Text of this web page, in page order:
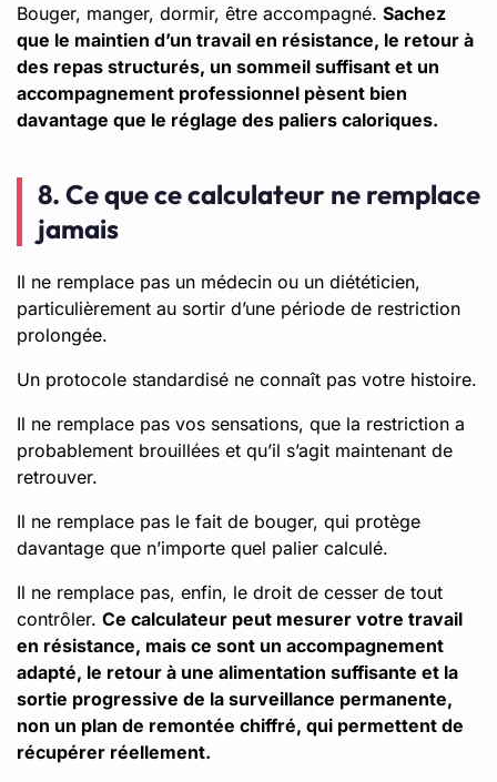
Bouger, manger, dormir, être accompagné. Sachez
que le maintien d’un travail en résistance, le retour à
des repas structurés, un sommeil suffisant et un
accompagnement professionnel pèsent bien
davantage que le réglage des paliers caloriques.
8. Ce que ce calculateur ne remplace
jamais
Il ne remplace pas un médecin ou un diététicien,
particulièrement au sortir d’une période de restriction
prolongée.
Un protocole standardisé ne connaît pas votre histoire.
Il ne remplace pas vos sensations, que la restriction a
probablement brouillées et qu’il s’agit maintenant de
retrouver.
Il ne remplace pas le fait de bouger, qui protège
davantage que n’importe quel palier calculé.
Il ne remplace pas, enfin, le droit de cesser de tout
contrôler. Ce calculateur peut mesurer votre travail
en résistance, mais ce sont un accompagnement
adapté, le retour à une alimentation suffisante et la
sortie progressive de la surveillance permanente,
non un plan de remontée chiffré, qui permettent de
récupérer réellement.